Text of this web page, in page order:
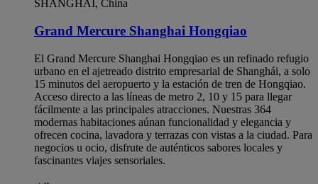
SHANGHÁI, China
Grand Mercure Shanghai Hongqiao
El Grand Mercure Shanghai Hongqiao es un refinado refugio
urbano en el ajetreado distrito empresarial de Shanghái, a solo
15 minutos del aeropuerto y la estación de tren de Hongqiao.
Acceso directo a las líneas de metro 2, 10 y 15 para llegar
fácilmente a las principales atracciones. Nuestras 364
modernas habitaciones aúnan funcionalidad y elegancia y
ofrecen cocina, lavadora y terrazas con vistas a la ciudad. Para
negocios u ocio, disfrute de auténticos sabores locales y
fascinantes viajes sensoriales.